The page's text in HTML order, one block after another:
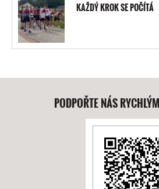
KAŽDÝ KROK SE POČÍTÁ
PODPOŘTE NÁS